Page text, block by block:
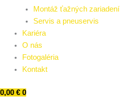
Montáž ťažných zariadení
Servis a pneuservis
Kariéra
O nás
Fotogaléria
Kontakt
0,00 € 0